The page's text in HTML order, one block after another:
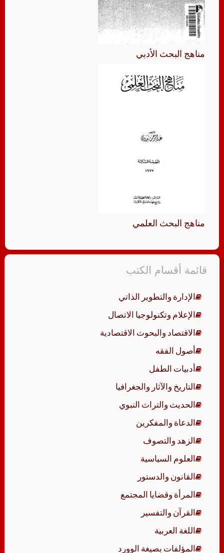
مناهج البحث الأدبي
مناهج البحث العلمي
قائمة أقسام الكتب
الإدارة والتطوير الذاتي
الإعلام وتكنولوجيا الاتصال
الاقتصاد والبحوث الاقتصادية
أصول الفقه
أدبيات الطفل
التاريخ والآثار والجغرافيا
الحديث والتراث النبوي
الدعاة والمفكرين
الزهد والتصوف
العلوم السياسية
القانون والدستور
المرأة وقضايا المجتمع
القرآن والتفسير
اللغة العربية
المؤلفات بصيغة الوورد